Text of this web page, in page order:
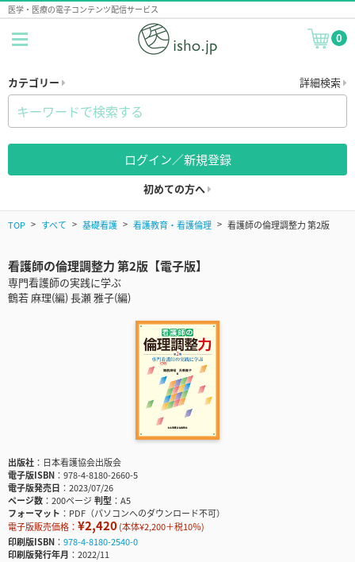
医学・医療の電子コンテンツ配信サービス
0
カテゴリー 詳細検索
ログイン／新規登録
初めての方へ
TOP すべて 基礎看護 看護教育・看護倫理 看護師の倫理調整力 第2版
看護師の倫理調整力 第2版【電子版】
専門看護師の実践に学ぶ
鶴若 麻理(編) 長瀬 雅子(編)
出版社
日本看護協会出版会
電子版ISBN
978-4-8180-2660-5
電子版発売日
2023/07/26
ページ数
200ページ判型
A5
フォーマット
PDF（パソコンへのダウンロード不可）
電子版販売価格： ¥2,420(本体¥2,200＋税10％)
印刷版ISBN
978-4-8180-2540-0
印刷版発行年月
2022/11